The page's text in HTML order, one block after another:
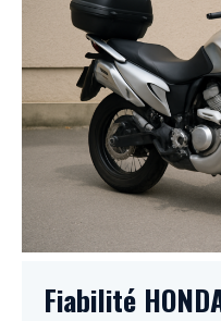
Fiabilité